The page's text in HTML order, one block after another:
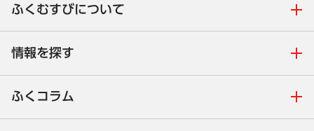
ふくむすびについて
情報を探す
ふくコラム